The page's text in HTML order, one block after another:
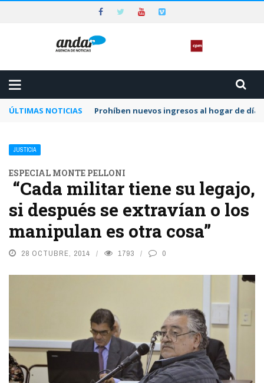
ÚLTIMAS NOTICIAS Prohíben nuevos ingresos al hogar de día
JUSTICIA
ESPECIAL MONTE PELLONI
“Cada militar tiene su legajo,
si después se extravían o los
manipulan es otra cosa”
28 OCTUBRE, 2014 1793 0